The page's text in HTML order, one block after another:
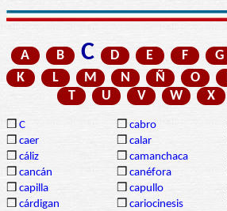
A B C D E F G
K
L M N Ñ O
T
U V W X
❒ C ❒ cabro
❒ caer ❒ calar
❒ cáliz ❒ camanchaca
❒ cancán ❒ canéfora
❒ capilla ❒ capullo
❒ cárdigan ❒ cariocinesis